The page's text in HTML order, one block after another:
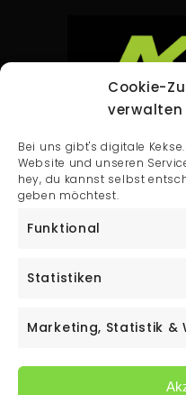
Cookie-
verwalten
Bei uns gibt's digitale
Website und unseren
hey, du kannst selbst
geben möchtest.
Funktional
Statistiken
Marketing, Statistik &
Andreas
Ausäckerweg 13
8230 Hartberg
Email: